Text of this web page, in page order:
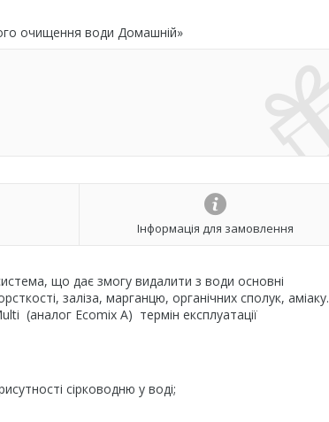
очищення води Домашній»
Інформація для замовлення
що дає змогу видалити з води основні
заліза, марганцю, органічних сполук, аміаку.
(аналог Ecomix A) термін експлуатації
сірководню у воді;